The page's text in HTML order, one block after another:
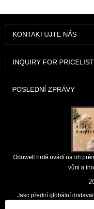
KONTAKTUJTE NÁS
INQUIRY FOR PRICELIST
POSLEDNÍ ZPRÁVY
Odowell hrdě uvádí na trh
vůni a
Jako přední globální
hlavní filozofii